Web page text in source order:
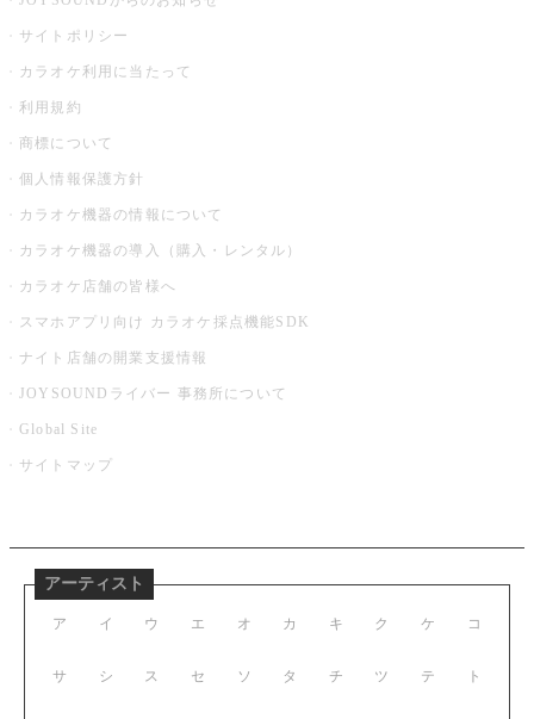
サイトポリシー
カラオケ利用に当たって
利用規約
商標について
個人情報保護方針
カラオケ機器の情報について
カラオケ機器の導入（購入・レンタル）
カラオケ店舗の皆様へ
スマホアプリ向け カラオケ採点機能SDK
ナイト店舗の開業支援情報
JOYSOUNDライバー 事務所について
Global Site
サイトマップ
アーティスト
ア イ ウ エ オ
サ シ ス セ ソ
カ キ ク ケ コ
タ チ ツ テ ト